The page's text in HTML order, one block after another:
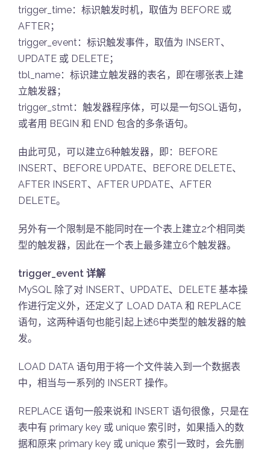
trigger_time：标识触发时机，取值为 BEFORE 或
AFTER；
trigger_event：标识触发事件，取值为 INSERT、
UPDATE 或 DELETE；
tbl_name：标识建立触发器的表名，即在哪张表上建
立触发器；
trigger_stmt：触发器程序体，可以是一句SQL语句，
或者用 BEGIN 和 END 包含的多条语句。
由此可见，可以建立6种触发器，即：BEFORE
INSERT、BEFORE UPDATE、BEFORE DELETE、
AFTER INSERT、AFTER UPDATE、AFTER
DELETE。
另外有一个限制是不能同时在一个表上建立2个相同类
型的触发器，因此在一个表上最多建立6个触发器。
trigger_event 详解
MySQL 除了对 INSERT、UPDATE、DELETE 基本操
作进行定义外，还定义了 LOAD DATA 和 REPLACE
语句，这两种语句也能引起上述6中类型的触发器的触
发。
LOAD DATA 语句用于将一个文件装入到一个数据表
中，相当与一系列的 INSERT 操作。
REPLACE 语句一般来说和 INSERT 语句很像，只是在
表中有 primary key 或 unique 索引时，如果插入的数
据和原来 primary key 或 unique 索引一致时，会先删